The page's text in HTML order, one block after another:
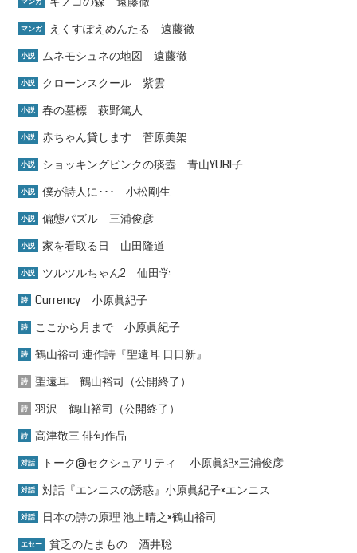
マンガ えくすぽえめんたる 遠藤徹
小説 ムネモシュネの地図 遠藤徹
小説 クローンスクール 紫雲
小説 春の墓標 萩野篤人
小説 赤ちゃん貸します 菅原美架
小説 ショッキングピンクの痰壺 青山YURI子
小説 僕が詩人に･･･ 小松剛生
小説 偏態パズル 三浦俊彦
小説 家を看取る日 山田隆道
小説 ツルツルちゃん2 仙田学
詩 Currency 小原眞紀子
詩 ここから月まで 小原眞紀子
詩 鶴山裕司 連作詩『聖遠耳 日日新』
詩 聖遠耳 鶴山裕司（公開終了）
詩 羽沢 鶴山裕司（公開終了）
詩 高津敬三 俳句作品
対話 トーク@セクシュアリティ― 小原眞紀×三浦俊彦
対話 対話『エンニスの誘惑』小原眞紀子×エンニス
対話 日本の詩の原理 池上晴之×鶴山裕司
エセー 貧乏のたまもの 酒井聡